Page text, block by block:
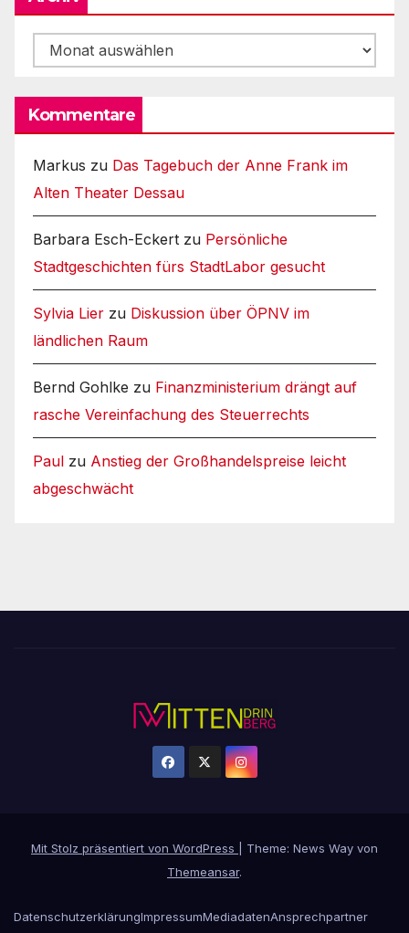
Archiv
Kommentare
Markus zu Das Tagebuch der Anne Frank im
Alten Theater Dessau
Barbara Esch-Eckert zu Persönliche
Stadtgeschichten fürs StadtLabor gesucht
Sylvia Lier zu Diskussion über ÖPNV im
ländlichen Raum
Bernd Gohlke zu Finanzministerium drängt auf
rasche Vereinfachung des Steuerrechts
Paul zu Anstieg der Großhandelspreise leicht
abgeschwächt
Mit Stolz präsentiert von WordPress
Theme: News Way von
Themeansar.
DatenschutzerklärungImpressumMediadatenAnsprechpartner